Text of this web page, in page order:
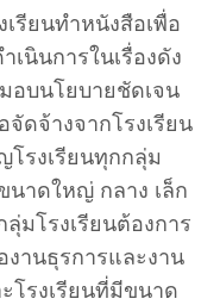
รียนทำหนังสือเพื่อ
นินการในเรื่องดัง
อบนโยบายชัดเจน
ดจ้างจากโรงเรียน
โรงเรียนทุกกลุ่ม
นาดใหญ่ กลาง เล็ก
มโรงเรียนต้องการ
งานธุรการและงาน
โรงเรียนที่มีขนาด